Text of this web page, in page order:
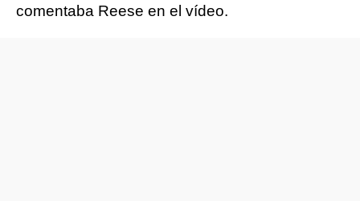
comentaba Reese en el vídeo.